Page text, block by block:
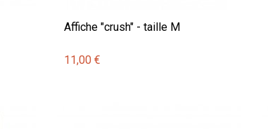
Affiche "crush" - taille M
11,00 €